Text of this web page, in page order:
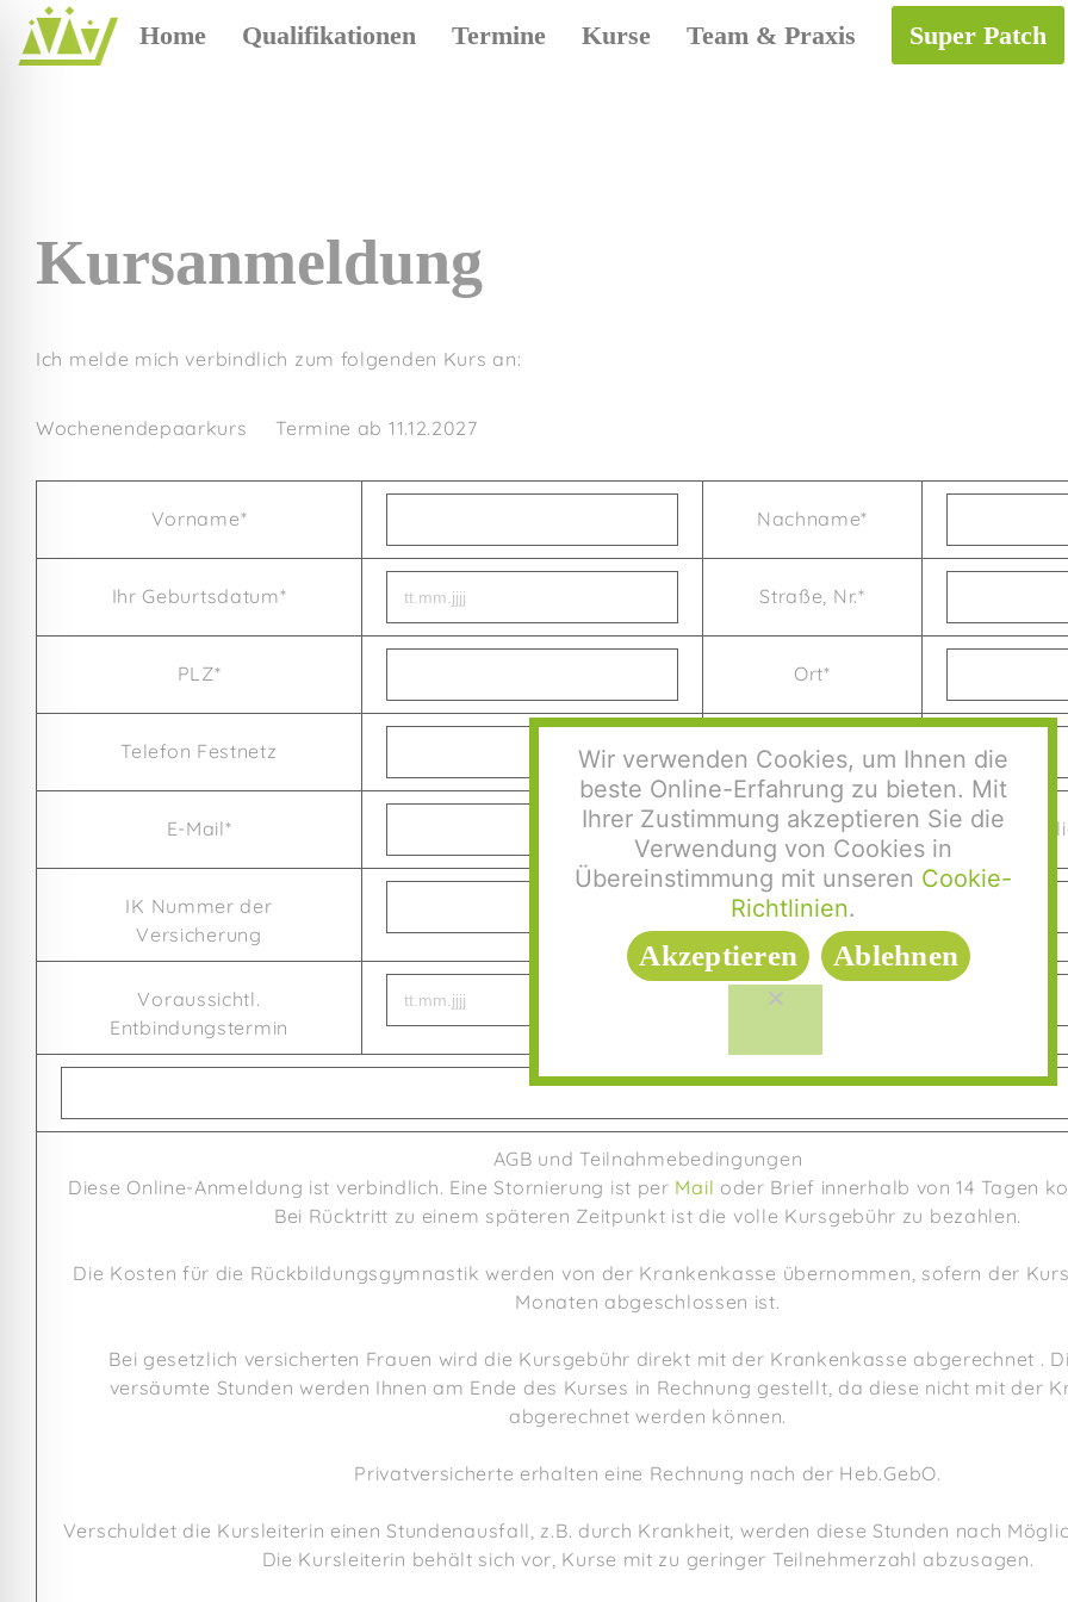
Home Qualifikationen Termine Kurse Team & Praxis Super Patch
Kursanmeldung
Ich melde mich verbindlich zum folgenden Kurs an:
Wochenendepaarkurs Termine ab 11.12.2027
Vorname* Nachname*
Ihr Geburtsdatum* Straße, Nr.*
PLZ* Ort*
Telefon Festnetz Telefon Mobil
E-Mail* Versicherungsart*
IK Nummer der
Versicherung
Versicherungs-Nr.
Voraussichtl.
Entbindungstermin
Geburtsdatum
AGB und Teilnahmebedingungen
Diese Online-Anmeldung ist verbindlich. Eine Stornierung ist per Mail oder Brief innerhalb von 14 Tagen
Bei Rücktritt zu einem späteren Zeitpunkt ist die volle Kursgebühr zu bezahlen.
Die Kosten für die Rückbildungsgymnastik werden von der Krankenkasse übernommen, sofern der
Monaten abgeschlossen ist.
Bei gesetzlich versicherten Frauen wird die Kursgebühr direkt mit der Krankenkasse abgerechnet .
versäumte Stunden werden Ihnen am Ende des Kurses in Rechnung gestellt, da diese nicht mit der
abgerechnet werden können.
Privatversicherte erhalten eine Rechnung nach der Heb.GebO.
Verschuldet die Kursleiterin einen Stundenausfall, z.B. durch Krankheit, werden diese Stunden nach
Die Kursleiterin behält sich vor, Kurse mit zu geringer Teilnehmerzahl abzusagen.
Wir verwenden Cookies, um Ihnen die
beste Online-Erfahrung zu bieten. Mit
Ihrer Zustimmung akzeptieren Sie die
Verwendung von Cookies in
Übereinstimmung mit unseren Cookie-
Richtlinien.
Akzeptieren Ablehnen